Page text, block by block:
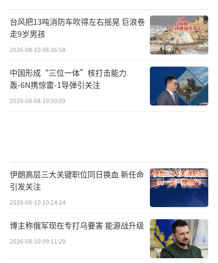
台风把13吨消防车吹得左右摇晃 巨浪卷
走9岁男孩
2026-08-10 08:36:58
中国形成“三位一体”核打击能力
轰-6N携惊雷-1导弹引关注
2026-08-08 19:30:09
伊朗高层三大关键职位同日换血 新任命
引发关注
2026-08-10 10:24:24
博主称俄军现在专打乌要害 能源战升级
2026-08-10 09:11:29